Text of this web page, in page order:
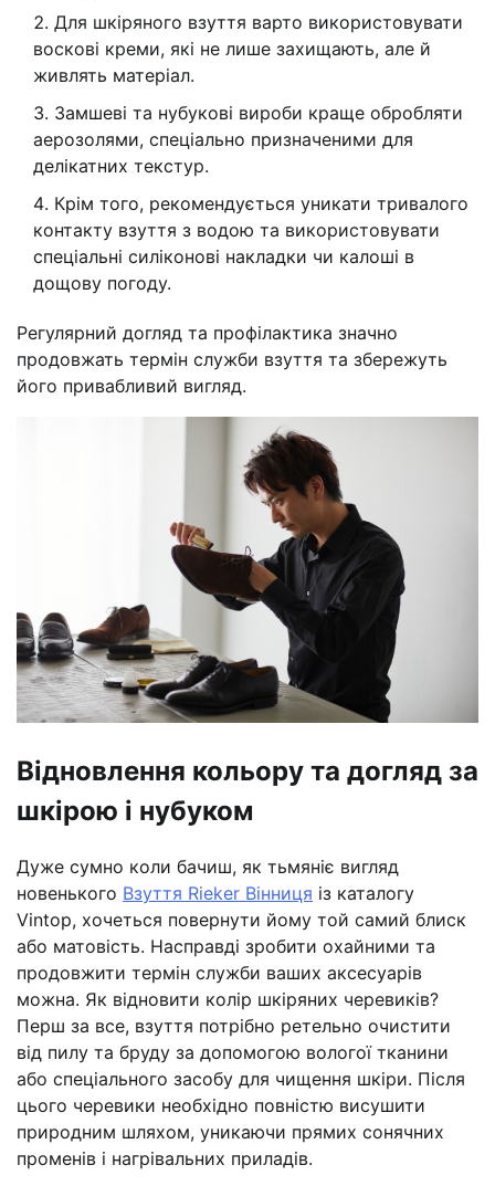
Для шкіряного взуття варто використовувати
воскові креми, які не лише захищають, але й
живлять матеріал.
Замшеві та нубукові вироби краще обробляти
аерозолями, спеціально призначеними для
делікатних текстур.
Крім того, рекомендується уникати тривалого
контакту взуття з водою та використовувати
спеціальні силіконові накладки чи калоші в
дощову погоду.
Регулярний догляд та профілактика значно
продовжать термін служби взуття та збережуть
його привабливий вигляд.
Відновлення кольору та догляд за
шкірою і нубуком
Дуже сумно коли бачиш, як тьмяніє вигляд
новенького Взуття Rieker Вінниця із каталогу
Vintop, хочеться повернути йому той самий блиск
або матовість. Насправді зробити охайними та
продовжити термін служби ваших аксесуарів
можна. Як відновити колір шкіряних черевиків?
Перш за все, взуття потрібно ретельно очистити
від пилу та бруду за допомогою вологої тканини
або спеціального засобу для чищення шкіри. Після
цього черевики необхідно повністю висушити
природним шляхом, уникаючи прямих сонячних
променів і нагрівальних приладів.